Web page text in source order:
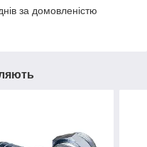
за домовленістю